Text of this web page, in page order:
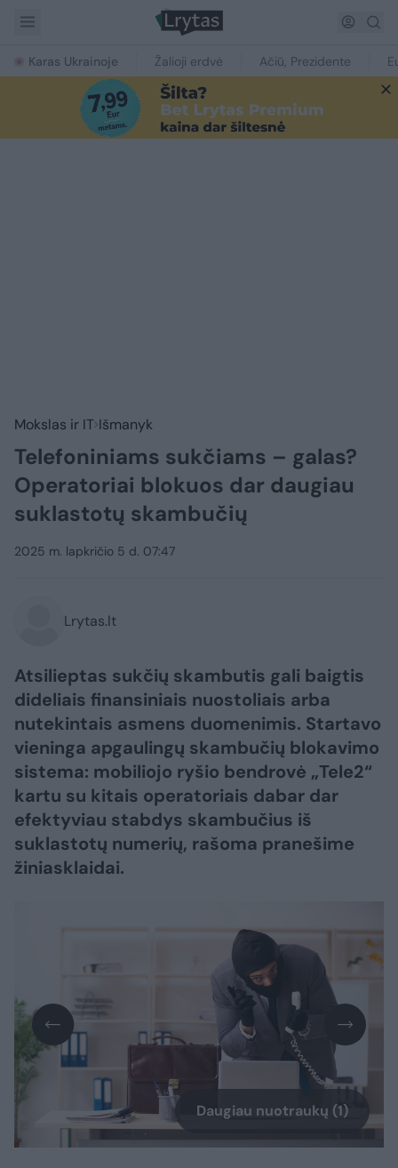
Karas Ukrainoje Žalioji erdvė Ačiū, Prezidente
Mokslas ir IT Išmanyk
Telefoniniams sukčiams – galas?
Operatoriai blokuos dar daugiau
suklastotų skambučių
2025 m. lapkričio 5 d. 07:47
Lrytas.lt
Atsilieptas sukčių skambutis gali baigtis
dideliais finansiniais nuostoliais arba
nutekintais asmens duomenimis. Startavo
vieninga apgaulingų skambučių blokavimo
sistema: mobiliojo ryšio bendrovė „Tele2“
kartu su kitais operatoriais dabar dar
efektyviau stabdys skambučius iš
suklastotų numerių, rašoma pranešime
žiniasklaidai.
Daugiau nuotraukų (1)